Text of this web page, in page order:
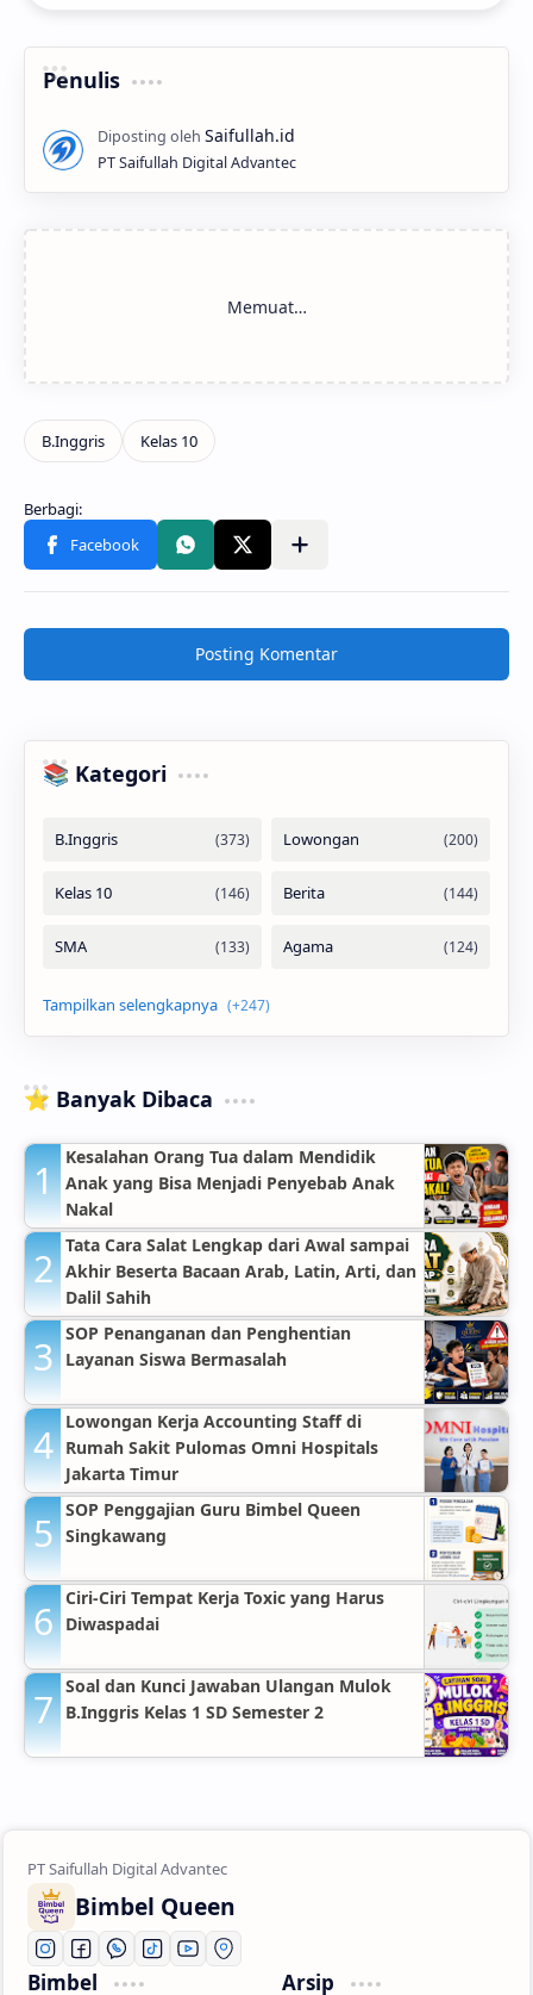
Penulis
PT Saifullah Digital Advantec
Posting Komentar
📚 Kategori
⭐ Banyak Dibaca
Kesalahan Orang Tua dalam Mendidik
Anak yang Bisa Menjadi Penyebab Anak
Nakal
Tata Cara Salat Lengkap dari Awal sampai
Akhir Beserta Bacaan Arab, Latin, Arti, dan
Dalil Sahih
SOP Penanganan dan Penghentian
Layanan Siswa Bermasalah
Lowongan Kerja Accounting Staff di
Rumah Sakit Pulomas Omni Hospitals
Jakarta Timur
SOP Penggajian Guru Bimbel Queen
Singkawang
Ciri-Ciri Tempat Kerja Toxic yang Harus
Diwaspadai
Soal dan Kunci Jawaban Ulangan Mulok
B.Inggris Kelas 1 SD Semester 2
Bimbel Queen
Bimbel Arsip